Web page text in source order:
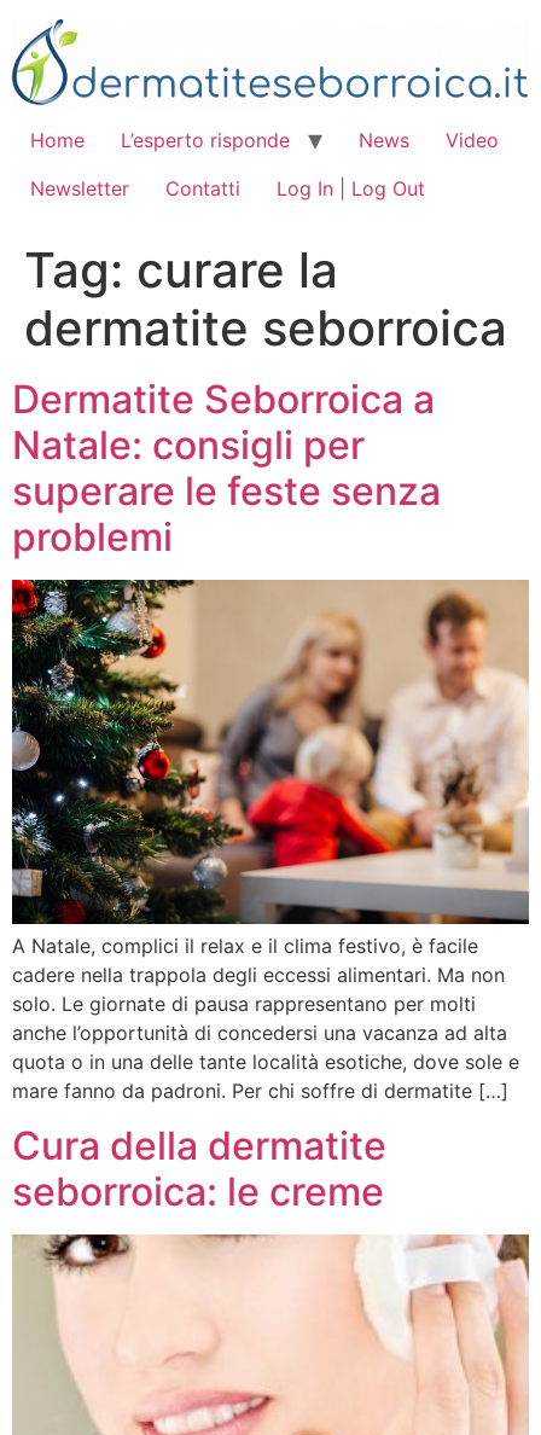
contenuto
Home L’esperto risponde News
Video
Newsletter
Contatti Log In | Log Out
Tag: curare la
dermatite seborroica
Dermatite Seborroica a
Natale: consigli per
superare le feste senza
problemi
A Natale, complici il relax e il clima festivo, è facile
cadere nella trappola degli eccessi alimentari. Ma non
solo. Le giornate di pausa rappresentano per molti
anche l’opportunità di concedersi una vacanza ad alta
quota o in una delle tante località esotiche, dove sole e
mare fanno da padroni. Per chi soffre di dermatite […]
Cura della dermatite
seborroica: le creme